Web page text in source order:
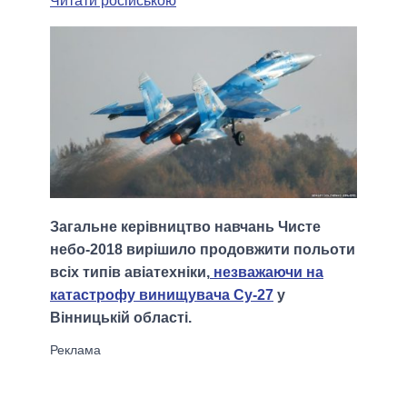
Загальне керівництво навчань Чисте
небо-2018 вирішило продовжити польоти
всіх типів авіатехніки, незважаючи на
катастрофу винищувача Су-27 у
Вінницькій області.